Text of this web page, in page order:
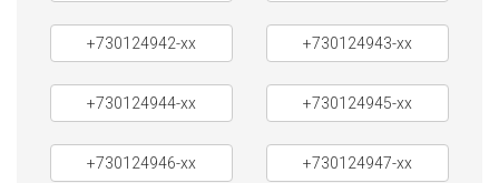
+730124942-xx +730124943-xx
+730124944-xx +730124945-xx
+730124946-xx +730124947-xx